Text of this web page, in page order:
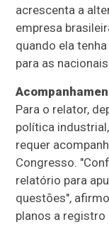
acrescenta a
empresa
quando ela
para as nacionais.
Para o relator,
política
requer
Congresso.
relatório para
questões",
planos a